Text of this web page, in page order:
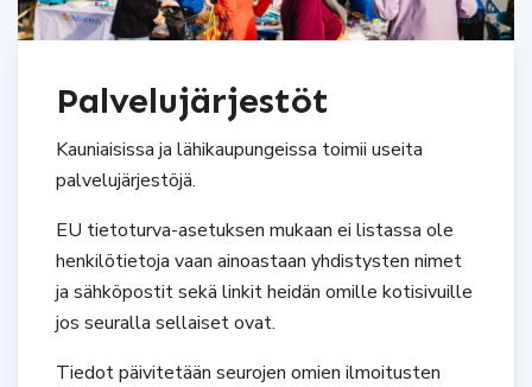
Palvelujärjestöt
Kauniaisissa ja lähikaupungeissa toimii useita
palvelujärjestöjä.
EU tietoturva-asetuksen mukaan ei listassa ole
henkilötietoja vaan ainoastaan yhdistysten nimet
ja sähköpostit sekä linkit heidän omille kotisivuille
jos seuralla sellaiset ovat.
Tiedot päivitetään seurojen omien ilmoitusten